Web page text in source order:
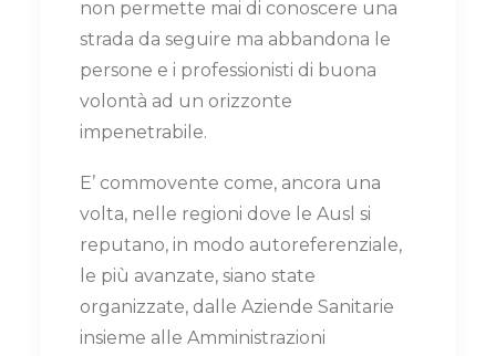
non permette mai di conoscere una
strada da seguire ma abbandona le
persone e i professionisti di buona
volontà ad un orizzonte
impenetrabile.
E’ commovente come, ancora una
volta, nelle regioni dove le Ausl si
reputano, in modo autoreferenziale,
le più avanzate, siano state
organizzate, dalle Aziende Sanitarie
insieme alle Amministrazioni